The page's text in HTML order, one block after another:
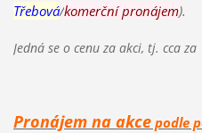
Třebová/komerční pronájem).
Jedná se o cenu za akci, tj. cca
Pronájem na akcepodle